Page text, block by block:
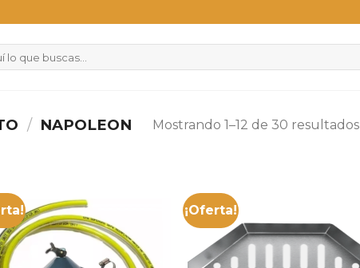
/ NAPOLEON Mostrando 1–12 de 30 resultados
¡Oferta!